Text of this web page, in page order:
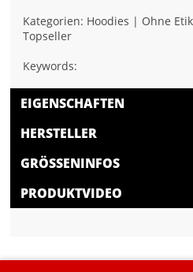
Kategorien: Hoodies | Ohne
Topseller
Keywords:
EIGENSCHAFTEN
HERSTELLER
GRÖSSENINFOS
PRODUKTVIDEO